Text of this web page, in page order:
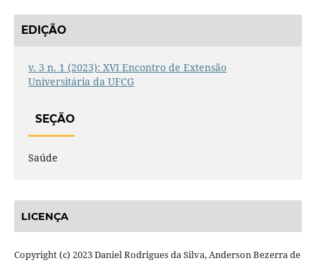
EDIÇÃO
v. 3 n. 1 (2023): XVI Encontro de Extensão
Universitária da UFCG
SEÇÃO
Saúde
LICENÇA
Copyright (c) 2023 Daniel Rodrigues da Silva, Anderson Bezerra de